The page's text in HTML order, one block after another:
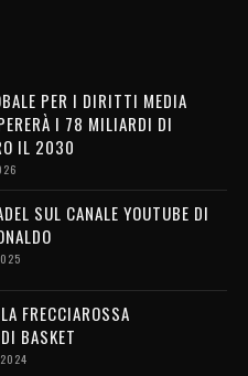
PER I DIRITTI MEDIA
I 78 MILIARDI DI
IL 2030
SUL CANALE YOUTUBE DI
FRECCIAROSSA
BASKET
2024